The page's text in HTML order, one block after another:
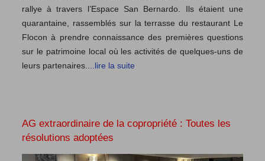
rallye à travers l’Espace San Bernardo. Ils étaient une
quarantaine, rassemblés sur la terrasse du restaurant Le
Flocon à prendre connaissance des premières questions
sur le patrimoine local où les activités de quelques-uns de
leurs partenaires.
...lire la suite
AG extraordinaire de la copropriété : Toutes les
résolutions adoptées